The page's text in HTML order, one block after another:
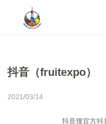
抖音（fruitexpo）
2021/03/14
抖音搜官方抖